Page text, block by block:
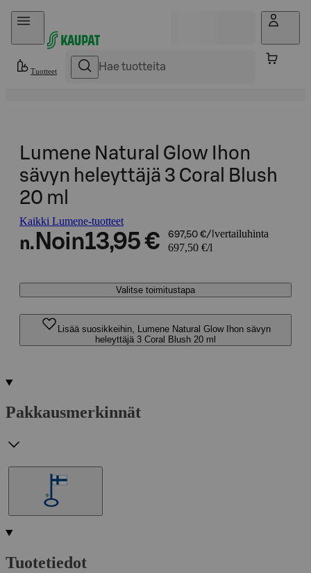
Hyppää sisältöön
Tuotteet
Lumene Natural Glow Ihon
sävyn heleyttäjä 3 Coral Blush
20 ml
Kaikki Lumene-tuotteet
n. Noin13,95 € 697,50 €/l vertailuhinta
697,50 €/l
Valitse toimitustapa
Lisää suosikkeihin, Lumene Natural Glow Ihon sävyn
heleyttäjä 3 Coral Blush 20 ml
Pakkausmerkinnät
Tuotetiedot